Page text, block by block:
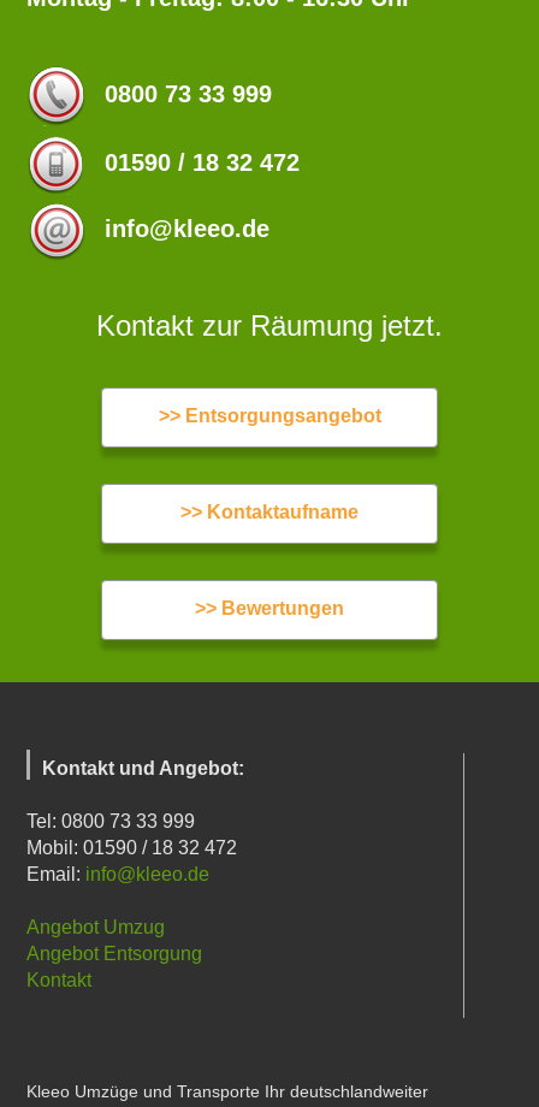
0800 73 33 999
01590 / 18 32 472
info@kleeo.de
Kontakt zur Räumung jetzt.
>> Entsorgungsangebot
>> Kontaktaufname
>> Bewertungen
Kontakt und Angebot:
Tel: 0800 73 33 999
Mobil: 01590 / 18 32 472
Email: info@kleeo.de
Angebot Umzug
Angebot Entsorgung
Kontakt
Kleeo Umzüge und Transporte Ihr deutschlandweiter